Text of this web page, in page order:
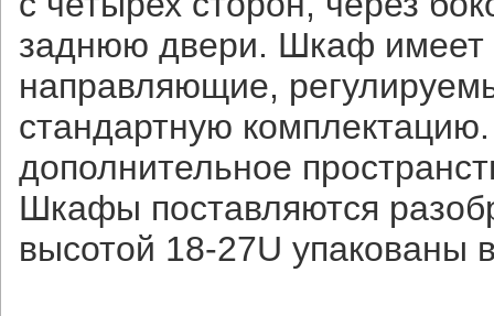
заднюю двери. Шкаф имеет
направляющие,
стандартную
дополнительное
Шкафы поставляются
высотой 18-27U упакованы